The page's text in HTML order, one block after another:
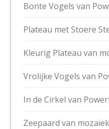
Bonte Vogels van
Plateau met Stoere
Kleurig Plateau van
Vrolijke Vogels van
In de Cirkel van
Zeepaard van